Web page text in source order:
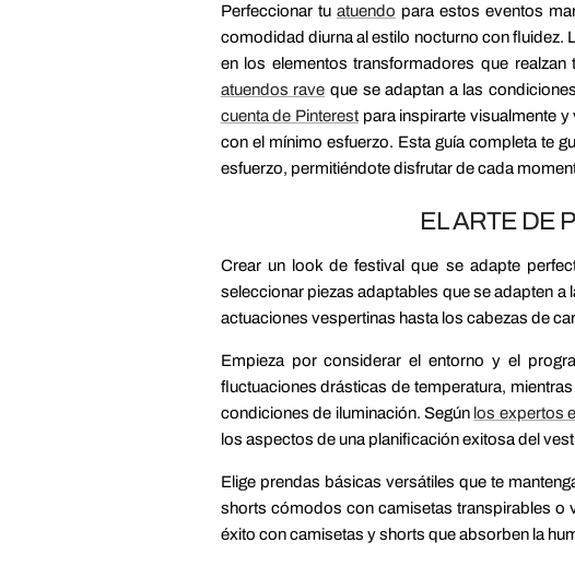
Perfeccionar tu atuendo para estos eventos
comodidad diurna al estilo nocturno con fluidez.
en los elementos transformadores que
atuendos rave que se adaptan a las
cuenta de Pinterestpara inspirarte visualmente
con el mínimo esfuerzo. Esta guía completa te
esfuerzo, permitiéndote disfrutar de cada
EL ARTE DE
Crear un look de festival que se adapte
seleccionar piezas adaptables que se adapten a
actuaciones vespertinas hasta los cabezas de
Empieza por considerar el entorno y el
fluctuaciones drásticas de temperatura,
condiciones de iluminación. Según los expertos
los aspectos de una planificación exitosa del
Elige prendas básicas versátiles que te
shorts cómodos con camisetas transpirables o
éxito con camisetas y shorts que absorben la